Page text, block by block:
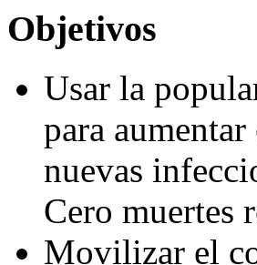
Objetivos
Usar la
para
nuevas
Cero muertes
Movilizar el